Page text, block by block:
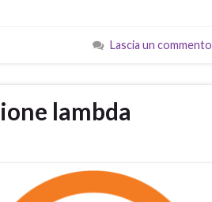
Lascia un commento
lambda